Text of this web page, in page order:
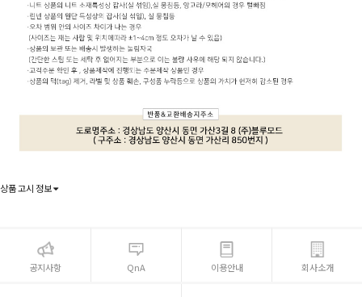
상품 고시 정보
공지사항 QnA 이용안내 회사소개